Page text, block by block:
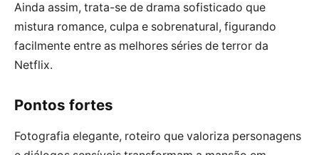
Ainda assim, trata-se de drama sofisticado que
mistura romance, culpa e sobrenatural, figurando
facilmente entre as melhores séries de terror da
Netflix.
Pontos fortes
Fotografia elegante, roteiro que valoriza personagens